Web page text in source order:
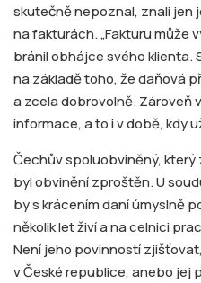
skutečně nepoznal, znali jen
na fakturách. „Fakturu může
bránil obhájce svého klienta.
na základě toho, že daňová
a zcela dobrovolně. Zároveň
informace, a to i v době, kdy
Čechův spoluobviněný,
byl obvinění zproštěn. U
by s krácením daní úmyslně
několik let živí a na celnici
Není jeho povinností
v České republice, anebo jej